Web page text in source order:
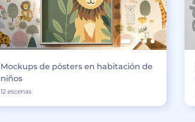
Mockups de pósters en habitación de
niños
12 escenas